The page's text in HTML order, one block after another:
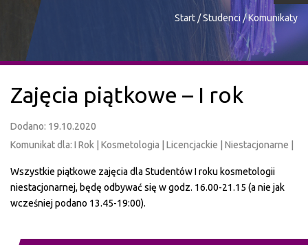
Start/Studenci /Komunikaty
Zajęcia piątkowe – I rok
Dodano: 19.10.2020
Komunikat dla: I Rok | Kosmetologia | Licencjackie | Niestacjonarne |
Wszystkie piątkowe zajęcia dla Studentów I roku kosmetologii
niestacjonarnej, będę odbywać się w godz. 16.00-21.15 (a nie jak
wcześniej podano 13.45-19:00).